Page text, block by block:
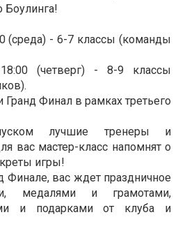
Боулинга!
(среда) - 6-7 классы (команды
(четверг) - 8-9 классы
Гранд Финал в рамках третьего
лучшие тренеры и
вас мастер-класс напомнят о
игры!
Финале, вас ждет праздничное
медалями и грамотами,
и подарками от клуба и